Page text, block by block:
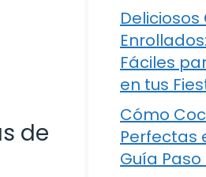
de
Fáciles
en tus
Cómo
Perfectas
Guía Paso